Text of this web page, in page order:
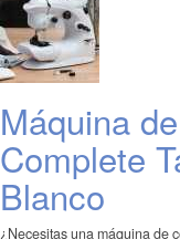
Máquina
Complete
Blanco
¿Necesitas una máquina de